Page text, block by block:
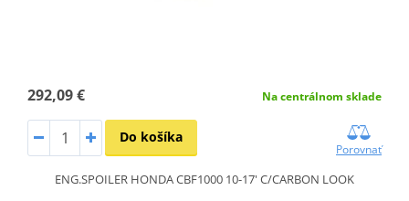
292,09 € Na centrálnom sklade
Do košíka
Porovnať
ENG.SPOILER HONDA CBF1000 10-17' C/CARBON LOOK